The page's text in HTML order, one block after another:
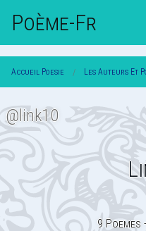
Poème-Fr
Accueil Poesie Les Auteurs Et
@link10
9 Poemes